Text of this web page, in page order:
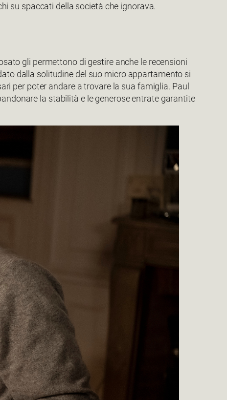
su spaccati della società che ignorava.
gli permettono di gestire anche le recensioni
dalla solitudine del suo micro appartamento si
per poter andare a trovare la sua famiglia. Paul
la stabilità e le generose entrate garantite